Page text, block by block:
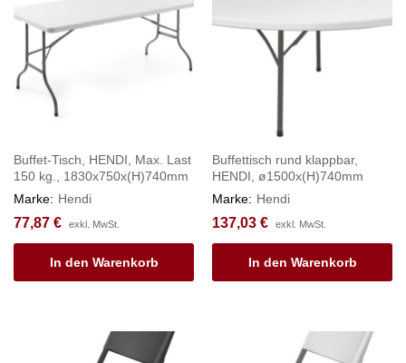
Buffet-Tisch, HENDI, Max. Last
150 kg., 1830x750x(H)740mm
Marke: Hendi
77,87 € exkl. MwSt.
In den Warenkorb
Buffettisch rund klappbar,
HENDI, ø1500x(H)740mm
Marke: Hendi
137,03 € exkl. MwSt.
In den Warenkorb